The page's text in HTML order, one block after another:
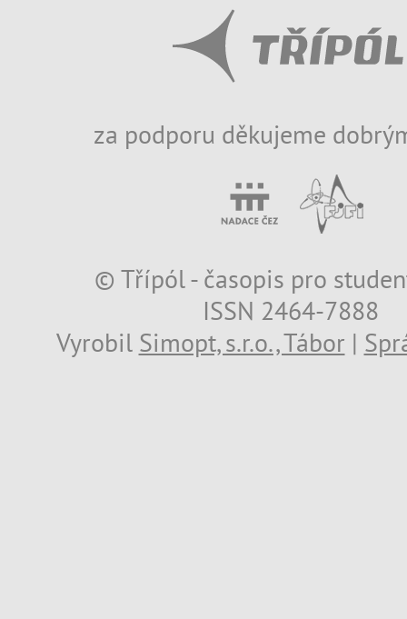
za podporu děkujeme
© Třípól - časopis pro
ISSN 2464-7888
Vyrobil Simopt, s.r.o., Tábor |